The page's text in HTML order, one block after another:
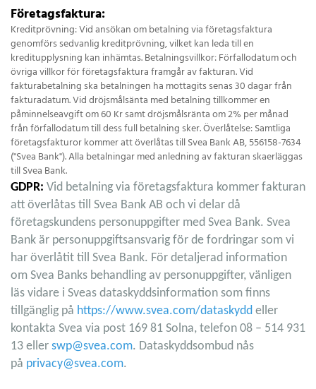
Företagsfaktura:
Kreditprövning: Vid ansökan om betalning via företagsfaktura
genomförs sedvanlig kreditprövning, vilket kan leda till en
kreditupplysning kan inhämtas. Betalningsvillkor: Förfallodatum och
övriga villkor för företagsfaktura framgår av fakturan. Vid
fakturabetalning ska betalningen ha mottagits senas 30 dagar från
fakturadatum. Vid dröjsmålsänta med betalning tillkommer en
påminnelseavgift om 60 Kr samt dröjsmålsränta om 2% per månad
från förfallodatum till dess full betalning sker. Överlåtelse: Samtliga
företagsfakturor kommer att överlåtas till Svea Bank AB, 556158-7634
("Svea Bank"). Alla betalningar med anledning av fakturan skaerläggas
till Svea Bank.
GDPR: Vid betalning via företagsfaktura kommer fakturan
att överlåtas till Svea Bank AB och vi delar då
företagskundens personuppgifter med Svea Bank. Svea
Bank är personuppgiftsansvarig för de fordringar som vi
har överlåtit till Svea Bank. För detaljerad information
om Svea Banks behandling av personuppgifter, vänligen
läs vidare i Sveas dataskyddsinformation som finns
tillgänglig på https://www.svea.com/dataskydd eller
kontakta Svea via post 169 81 Solna, telefon 08 – 514 931
13 eller swp@svea.com. Dataskyddsombud nås
på privacy@svea.com.